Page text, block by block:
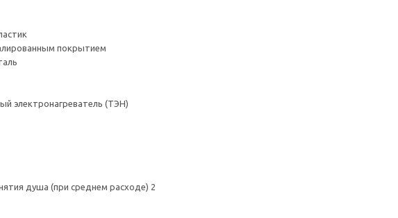
покрытием
электронагреватель (ТЭН)
душа (при среднем расходе) 2